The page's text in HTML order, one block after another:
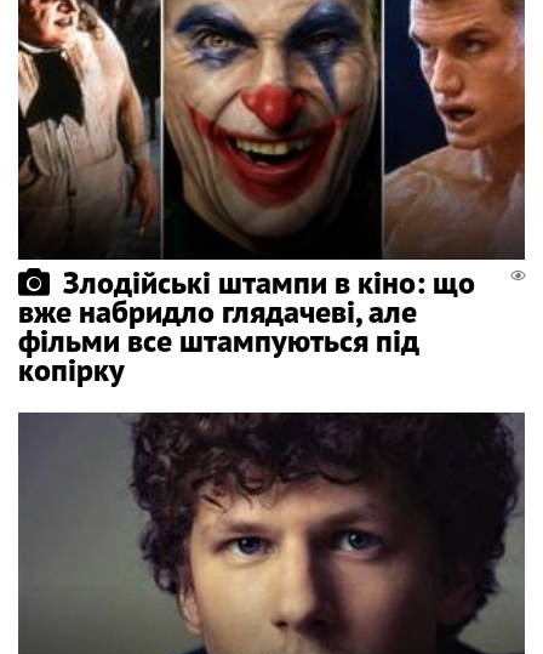
Злодійські штампи в кіно: що
вже набридло глядачеві, але
фільми все штампуються під
копірку